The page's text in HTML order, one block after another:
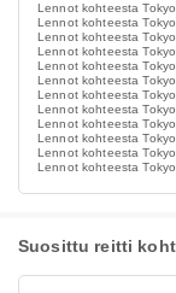
Lennot kohteesta
Lennot kohteesta
Lennot kohteesta
Lennot kohteesta
Lennot kohteesta
Lennot kohteesta
Lennot kohteesta
Lennot kohteesta
Lennot kohteesta
Lennot kohteesta
Lennot kohteesta
Lennot kohteesta
Suosittu reitti